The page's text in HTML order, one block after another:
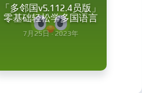
「多邻国v5.112.4员版」
零基础轻松学多国语言
7月25日 · 2023年